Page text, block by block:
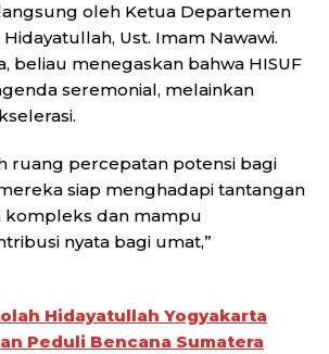
oleh Ketua Departemen
Ust. Imam Nawawi.
beliau menegaskan bahwa HISUF
seremonial, melainkan
ruang percepatan potensi bagi
siap menghadapi tantangan
kompleks dan mampu
nyata bagi umat,”
Hidayatullah Yogyakarta
Peduli Bencana Sumatera